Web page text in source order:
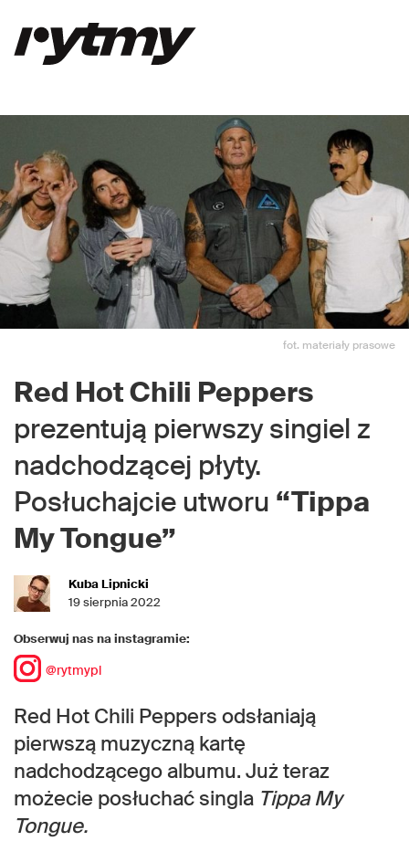
fot. materiały prasowe
Red Hot Chili Peppers
prezentują pierwszy singiel z
nadchodzącej płyty.
Posłuchajcie utworu “Tippa
My Tongue”
Kuba Lipnicki
19 sierpnia 2022
Obserwuj nas na instagramie:
@rytmypl
Red Hot Chili Peppers odsłaniają
pierwszą muzyczną kartę
nadchodzącego albumu. Już teraz
możecie posłuchać singla Tippa My
Tongue.